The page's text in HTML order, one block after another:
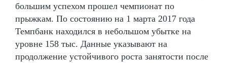
большим успехом прошел чемпионат по
прыжкам. По состоянию на 1 марта 2017 года
Темпбанк находился в небольшом убытке на
уровне 158 тыс. Данные указывают на
продолжение устойчивого роста занятости после